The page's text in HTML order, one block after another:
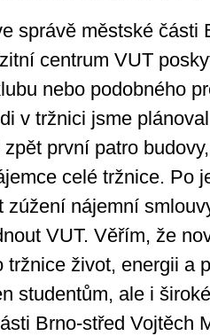
správě městské části
centrum VUT
nebo podobného
v tržnici jsme
první patro
celé tržnice. Po
zúžení nájemní
VUT. Věřím, že
tržnice život, energii a
studentům, ale i
Brno-střed Vojtěch